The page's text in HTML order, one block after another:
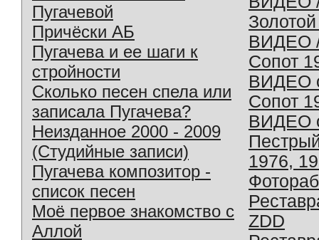
Пугачевой
Причёски АБ
Пугачева и ее шаги к
стройности
Сколько песен спела или
записала Пугачева?
Неизданное 2000 - 2009
(Студийные записи)
Пугачева композитор -
список песен
Моё первое знакомство с
Аллой
ВИДЕО
Сопот
ВИДЕО
Сопот
ВИДЕО
1976,
ZDD